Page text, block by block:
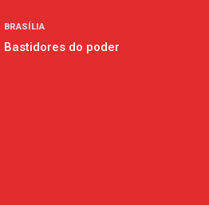
BRASÍLIA
Bastidores do poder